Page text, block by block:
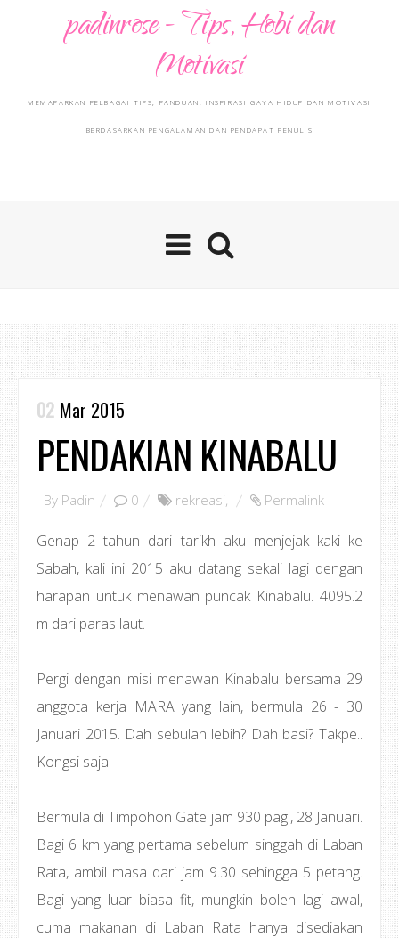
padinrose - Tips, Hobi dan
Motivasi
MEMAPARKAN PELBAGAI TIPS, PANDUAN, INSPIRASI GAYA HIDUP DAN MOTIVASI
BERDASARKAN PENGALAMAN DAN PENDAPAT PENULIS
02 Mar 2015
PENDAKIAN KINABALU
By Padin 0 rekreasi, Permalink
Genap 2 tahun dari tarikh aku menjejak kaki ke
Sabah, kali ini 2015 aku datang sekali lagi dengan
harapan untuk menawan puncak Kinabalu. 4095.2
m dari paras laut.
Pergi dengan misi menawan Kinabalu bersama 29
anggota kerja MARA yang lain, bermula 26 - 30
Januari 2015. Dah sebulan lebih? Dah basi? Takpe..
Kongsi saja.
Bermula di Timpohon Gate jam 930 pagi, 28 Januari.
Bagi 6 km yang pertama sebelum singgah di Laban
Rata, ambil masa dari jam 9.30 sehingga 5 petang.
Bagi yang luar biasa fit, mungkin boleh lagi awal,
cuma makanan di Laban Rata hanya disediakan